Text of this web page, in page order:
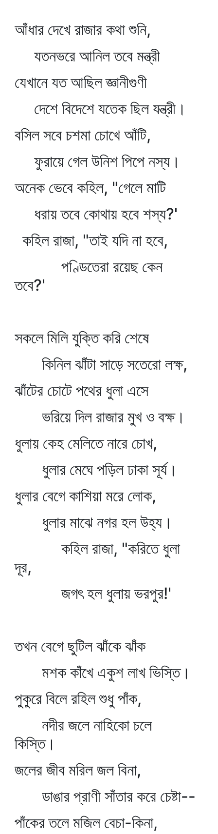
আঁধার দেখে রাজার কথা শুনি,
যতনভরে আনিল তবে মন্ত্রী
যেখানে যত আছিল জ্ঞানীগুণী
দেশে বিদেশে যতেক ছিল যন্ত্রী।
বসিল সবে চশমা চোখে আঁটি,
ফুরায়ে গেল উনিশ পিপে নস্য।
অনেক ভেবে কহিল, "গেলে মাটি
ধরায় তবে কোথায় হবে শস্য?'
কহিল রাজা, "তাই যদি না হবে,
পণ্ডিতেরা রয়েছ কেন
তবে?'
সকলে মিলি যুক্তি করি শেষে
কিনিল ঝাঁটা সাড়ে সতেরো লক্ষ,
ঝাঁটের চোটে পথের ধুলা এসে
ভরিয়ে দিল রাজার মুখ ও বক্ষ।
ধুলায় কেহ মেলিতে নারে চোখ,
ধুলার মেঘে পড়িল ঢাকা সূর্য।
ধুলার বেগে কাশিয়া মরে লোক,
ধুলার মাঝে নগর হল উহ্য।
কহিল রাজা, "করিতে ধুলা
দূর,
জগৎ হল ধুলায় ভরপুর!'
তখন বেগে ছুটিল ঝাঁকে ঝাঁক
মশক কাঁখে একুশ লাখ ভিস্তি।
পুকুরে বিলে রহিল শুধু পাঁক,
নদীর জলে নাহিকো চলে
কিস্তি।
জলের জীব মরিল জল বিনা,
ডাঙার প্রাণী সাঁতার করে চেষ্টা--
পাঁকের তলে মজিল বেচা-কিনা,